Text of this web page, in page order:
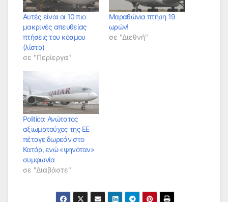
Αυτές είναι οι 10 πιο
μακρινές απευθείας
πτήσεις του κόσμου
(λίστα)
σε "Περίεργα"
Μαραθώνια πτήση 19
ωρών!
σε "Διεθνή"
Politico: Ανώτατος
αξιωματούχος της ΕΕ
πέταγε δωρεάν στο
Κατάρ, ενώ «ψηνόταν»
συμφωνία
σε "Διαβάστε"